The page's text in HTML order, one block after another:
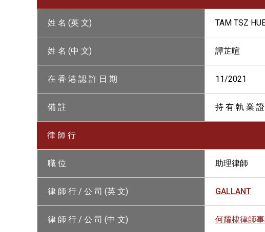
姓 名 (英 文) TAM TSZ
姓 名 (中 文) 譚芷暄
在 香 港 認 許 日 期 11/2021
備 註 持 有 執 業
律 師 行
職 位 助理律師
律 師 行 / 公 司 (英 文) GALLANT
律 師 行 / 公 司 (中 文) 何耀棣律師